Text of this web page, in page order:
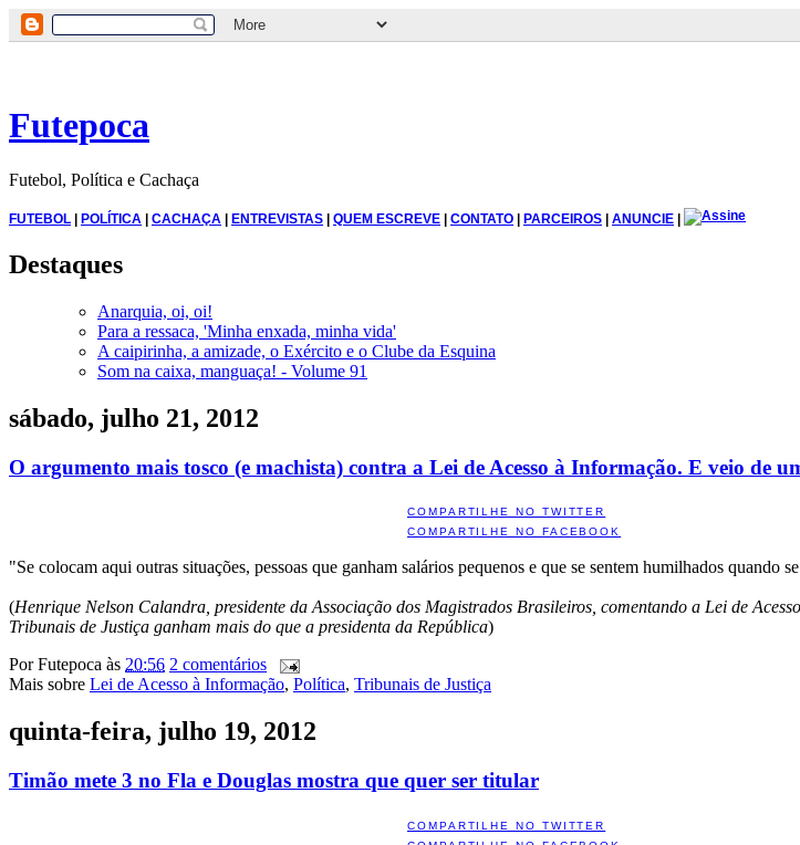
Futepoca
Futebol, Política e Cachaça
FUTEBOL | POLÍTICA | CACHAÇA | ENTREVISTAS | QUEM ESCREVE | CONTATO | PARCEIROS | ANUNCIE |
Destaques
Anarquia, oi, oi!
Para a ressaca, 'Minha enxada, minha vida'
A caipirinha, a amizade, o Exército e o Clube da Esquina
Som na caixa, manguaça! - Volume 91
sábado, julho 21, 2012
O argumento mais tosco (e machista) contra a Lei de Acesso à Informação. E veio de
COMPARTILHE NO TWITTER
COMPARTILHE NO FACEBOOK
"Se colocam aqui outras situações, pessoas que ganham salários pequenos e que se sentem humilhados
(Henrique Nelson Calandra, presidente da Associação dos Magistrados Brasileiros, comentando a Lei de
Tribunais de Justiça ganham mais do que a presidenta da República)
PorFutepoca às 20:56 2 comentários
Mais sobre Lei de Acesso à Informação, Política, Tribunais de Justiça
quinta-feira, julho 19, 2012
Timão mete 3 no Fla e Douglas mostra que quer ser titular
COMPARTILHE NO TWITTER